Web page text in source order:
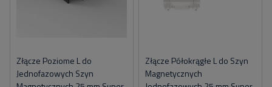
Złącze Poziome L do
Jednofazowych Szyn
Złącze Półokrągłe L do Szyn
Magnetycznych